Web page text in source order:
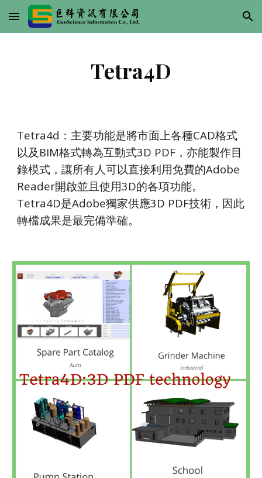
Skip to main content Skip to navigation
Tetra4D
Tetra4d：主要功能是將市面上各種CAD格式
以及BIM格式轉為互動式3D PDF，亦能製作目
錄模式，讓所有人可以直接利用免費的Adobe
Reader開啟並且使用3D的各項功能。
Tetra4D是Adobe獨家供應3D PDF技術，因此
轉檔成果是最完備準確。